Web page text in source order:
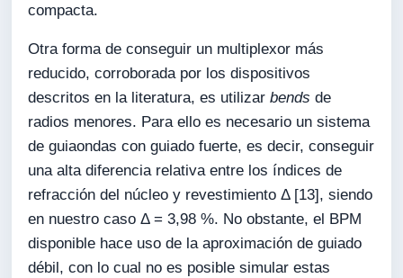
compacta.
Otra forma de conseguir un multiplexor más
reducido, corroborada por los dispositivos
descritos en la literatura, es utilizarbends de
radios menores. Para ello es necesario un sistema
de guiaondas con guiado fuerte, es decir, conseguir
una alta diferencia relativa entre los índices de
refracción del núcleo y revestimiento Δ [13], siendo
en nuestro caso Δ = 3,98 %. No obstante, el BPM
disponible hace uso de la aproximación de guiado
débil, con lo cual no es posible simular estas